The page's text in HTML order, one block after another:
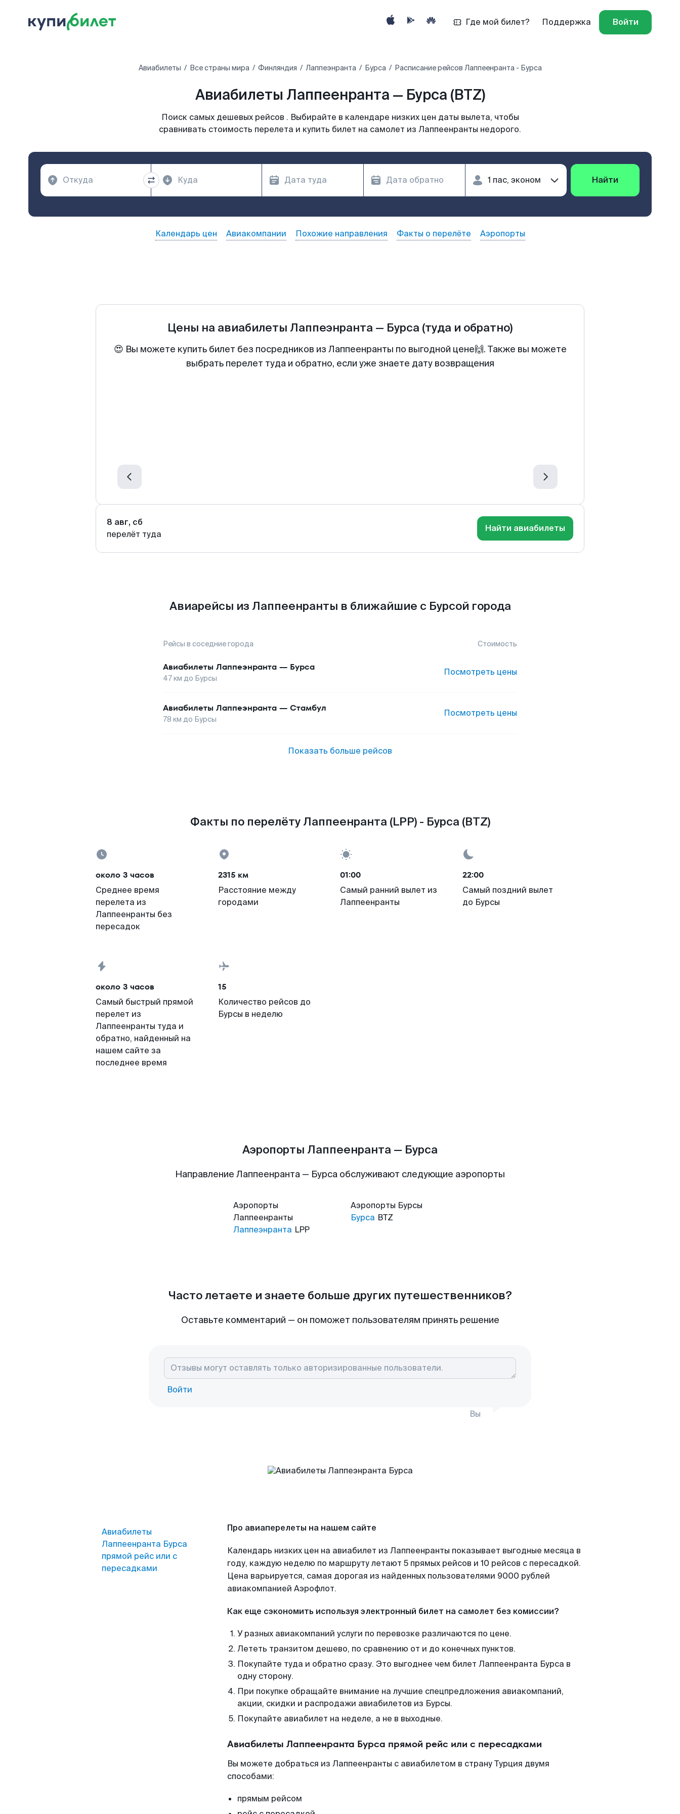
Где мой билет? Поддержка Войти
Авиабилеты Все страны мира Финляндия Лаппеэнранта Бурса Расписание рейсов Лаппеенранта - Бурса
Авиабилеты Лаппеенранта — Бурса (BTZ)
Поиск самых дешевых рейсов . Выбирайте в календаре низких цен даты вылета, чтобы
сравнивать стоимость перелета и купить билет на самолет из Лаппеенранты недорого.
Найти
Календарь цен Авиакомпании Похожие направления Факты о перелёте Аэропорты
Цены на авиабилеты Лаппеэнранта — Бурса (туда и обратно)
😍 Вы можете купить билет без посредников из Лаппеенранты по выгодной цене🙌. Также вы можете
выбрать перелет туда и обратно, если уже знаете дату возвращения
8 авг, сб
перелёт туда
Найти авиабилеты
Авиарейсы из Лаппеенранты в ближайшие с Бурсой города
Рейсы в соседние города Стоимость
Авиабилеты Лаппеэнранта — Бурса
47км до Бурсы
Посмотреть цены
Авиабилеты Лаппеэнранта — Стамбул
78 км до Бурсы
Посмотреть цены
Показать больше рейсов
Факты по перелёту Лаппеенранта (LPP) - Бурса (BTZ)
около 3 часов
Среднее время
перелета из
Лаппеенранты без
пересадок
2315 км
Расстояние между
городами
01:00
Самый ранний вылет из
Лаппеенранты
22:00
Самый поздний вылет
до Бурсы
около 3 часов
Самый быстрый прямой
перелет из
Лаппеенранты туда и
обратно, найденный на
нашем сайте за
последнее время
15
Количество рейсов до
Бурсы в неделю
Аэропорты Лаппеенранта — Бурса
Направление Лаппеенранта — Бурса обслуживают следующие аэропорты
Аэропорты
Лаппеенранты
Лаппеэнранта LPP
Аэропорты Бурсы
Бурса BTZ
Часто летаете и знаете больше других путешественников?
Оставьте комментарий — он поможет пользователям принять решение
Войти
Вы
Авиабилеты
Лаппеенранта Бурса
прямой рейс или с
пересадками
Про авиаперелеты на нашем сайте
Календарь низких цен на авиабилет из Лаппеенранты показывает выгодные месяца в
году, каждую неделю по маршруту летают 5 прямых рейсов и 10 рейсов с пересадкой.
Цена варьируется, самая дорогая из найденных пользователями 9000 рублей
авиакомпанией Аэрофлот.
Как еще сэкономить используя электронный билет на самолет без комиссии?
У разных авиакомпаний услуги по перевозке различаются по цене.
Лететь транзитом дешево, по сравнению от и до конечных пунктов.
Покупайте туда и обратно сразу. Это выгоднее чем билет Лаппеенранта Бурса в
одну сторону.
При покупке обращайте внимание на лучшие спецпредложения авиакомпаний,
акции, скидки и распродажи авиабилетов из Бурсы.
Покупайте авиабилет на неделе, а не в выходные.
Авиабилеты Лаппеенранта Бурса прямой рейс или с пересадками
Вы можете добраться из Лаппеенранты с авиабилетом в страну Турция двумя
способами:
прямым рейсом